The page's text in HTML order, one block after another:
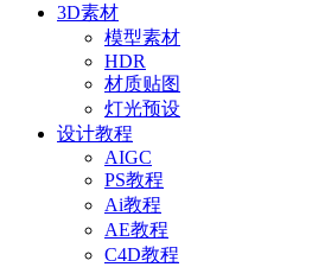
3D素材
模型素材
HDR
材质贴图
灯光预设
设计教程
AIGC
PS教程
Ai教程
AE教程
C4D教程